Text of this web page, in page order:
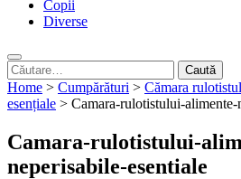
Copii
Diverse
Caută
după:
Home > Cumpărături > Cămara
esențiale > Camara-rulotistului-alimente-
Camara-rulotistului-
neperisabile-esentiale